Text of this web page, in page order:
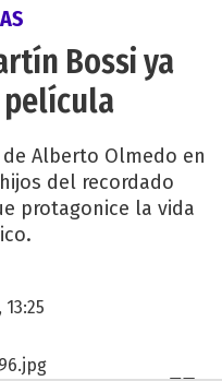
Bossi ya
película
Alberto Olmedo en
del recordado
protagonice la vida